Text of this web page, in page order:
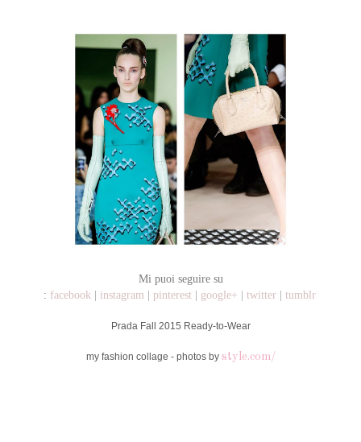
Mi puoi seguire su
: facebook | instagram | pinterest | google+ | twitter| tumblr
Prada Fall 2015 Ready-to-Wear
my fashion collage - photos by style.com/